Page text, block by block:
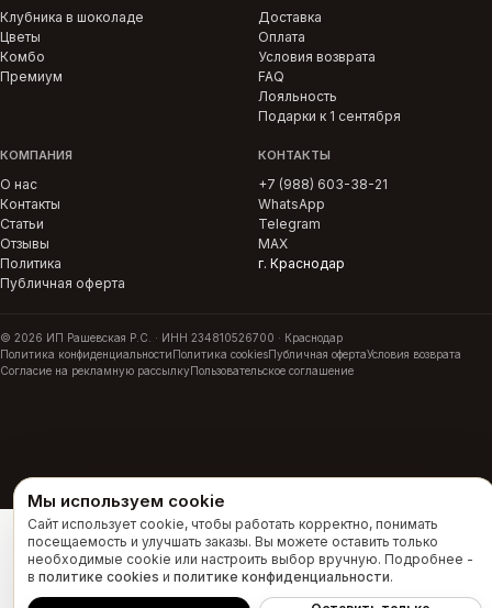
Клубника в шоколаде
Цветы
Комбо
Премиум
Доставка
Оплата
Условия возврата
FAQ
Лояльность
Подарки к 1 сентября
КОМПАНИЯ
О нас
Контакты
Статьи
Отзывы
Политика
Публичная оферта
КОНТАКТЫ
+7 (988) 603-38-21
WhatsApp
Telegram
MAX
г. Краснодар
© 2026 ИП Рашевская Р.С. · ИНН 234810526700 · Краснодар
Политика конфиденциальностиПолитика cookiesПубличная офертаУсловия возврата
Согласие на рекламную рассылкуПользовательское соглашение
Мы используем cookie
Сайт использует cookie, чтобы работать корректно, понимать
посещаемость и улучшать заказы. Вы можете оставить только
необходимые cookie или настроить выбор вручную. Подробнее -
в политике cookies и политике конфиденциальности.